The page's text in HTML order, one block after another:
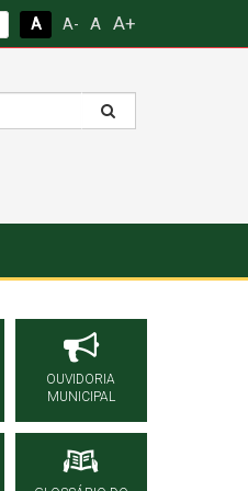
A A- A A+
OUVIDORIA
MUNICIPAL